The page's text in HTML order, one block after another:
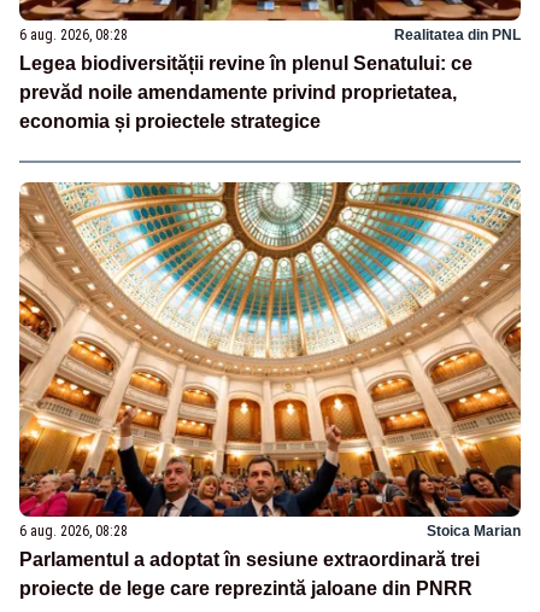
6 aug. 2026, 08:28 Realitatea din PNL
Legea biodiversității revine în plenul Senatului: ce
prevăd noile amendamente privind proprietatea,
economia și proiectele strategice
6 aug. 2026, 08:28 Stoica Marian
Parlamentul a adoptat în sesiune extraordinară trei
proiecte de lege care reprezintă jaloane din PNRR